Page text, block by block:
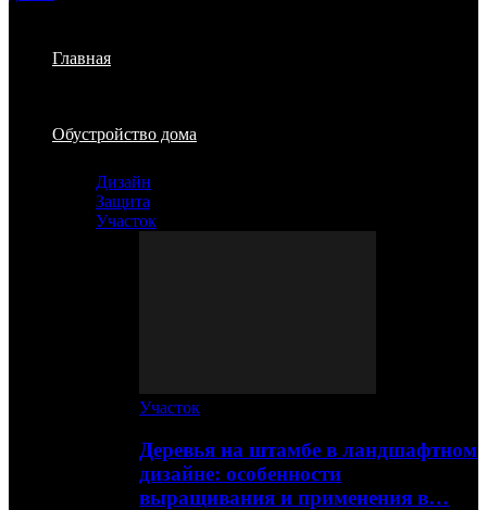
Главная
Обустройство дома
Дизайн
Защита
Участок
Участок
Деревья на штамбе в ландшафтном
дизайне: особенности
выращивания и применения в…